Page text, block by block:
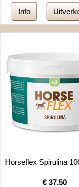
Horseflex Spirulina
€37.50